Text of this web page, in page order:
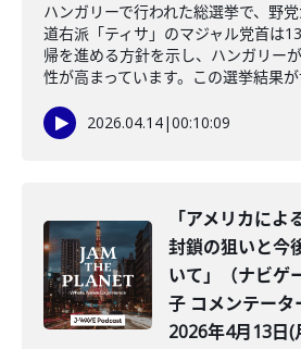
ハンガリーで行われた総選挙で、野
道右派「ティサ」のマジャル党首は
帰を進める方針を示し、ハンガリー
性が高まっています。この選挙結果が
2026.04.14|00:10:09
「アメリカに
封鎖の狙いと今
いて」（ナビゲ
子 コメンテータ
2026年4月13日(